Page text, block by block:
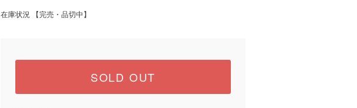
在庫状況 【完売・品切中】
SOLD OUT